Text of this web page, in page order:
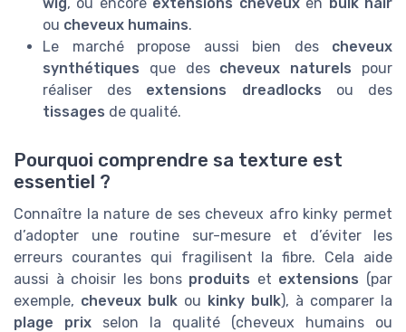
ou cheveux humains.
Le marché propose aussi bien des cheveux
synthétiques que des cheveux naturels pour
réaliser des extensions dreadlocks ou des
tissages de qualité.
Pourquoi comprendre sa texture est
essentiel ?
Connaître la nature de ses cheveux afro kinky permet
d’adopter une routine sur-mesure et d’éviter les
erreurs courantes qui fragilisent la fibre. Cela aide
aussi à choisir les bons produits et extensions (par
exemple, cheveux bulk ou kinky bulk), à comparer la
plage prix selon la qualité (cheveux humains ou